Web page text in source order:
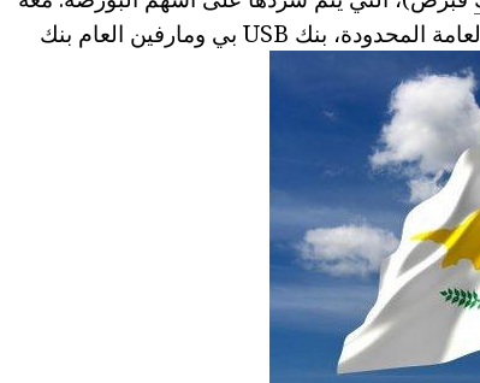
كما اعترف باستمرار البنوك مثل بنك اليونانية العامة المحدودة، بنك USB بي ومارفين العام بنك